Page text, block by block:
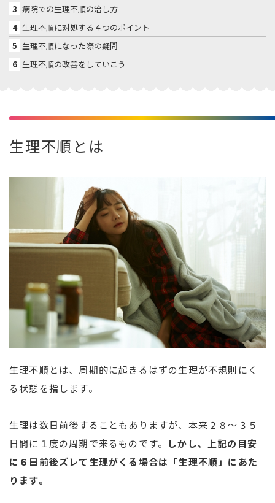
3 病院での生理不順の治し方
4 生理不順に対処する４つのポイント
5 生理不順になった際の疑問
6 生理不順の改善をしていこう
生理不順とは
生理不順とは、周期的に起きるはずの生理が不規則にく
る状態を指します。
生理は数日前後することもありますが、本来２８～３５
日間に１度の周期で来るものです。
しかし、上記の目安
に６日前後ズレて生理がくる場合は「生理不順」にあた
ります。